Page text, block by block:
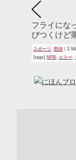
フライにな
びつくけど
スポーツ, 野球 / 2
[tags] NPB エラー